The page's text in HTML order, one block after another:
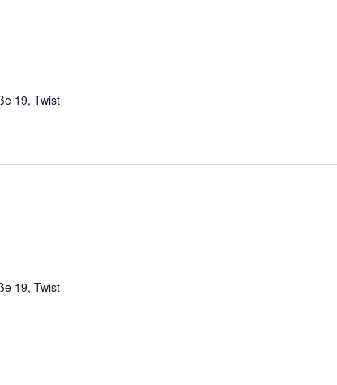
19, Twist
19, Twist